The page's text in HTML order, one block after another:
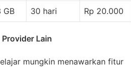
GB 30 hari Rp 20.000
Lain
mungkin menawarkan fitur